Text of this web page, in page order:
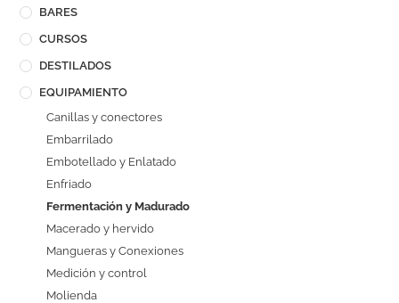
BARES
CURSOS
DESTILADOS
EQUIPAMIENTO
Canillas y conectores
Embarrilado
Embotellado y Enlatado
Enfriado
Fermentación y Madurado
Macerado y hervido
Mangueras y Conexiones
Medición y control
Molienda